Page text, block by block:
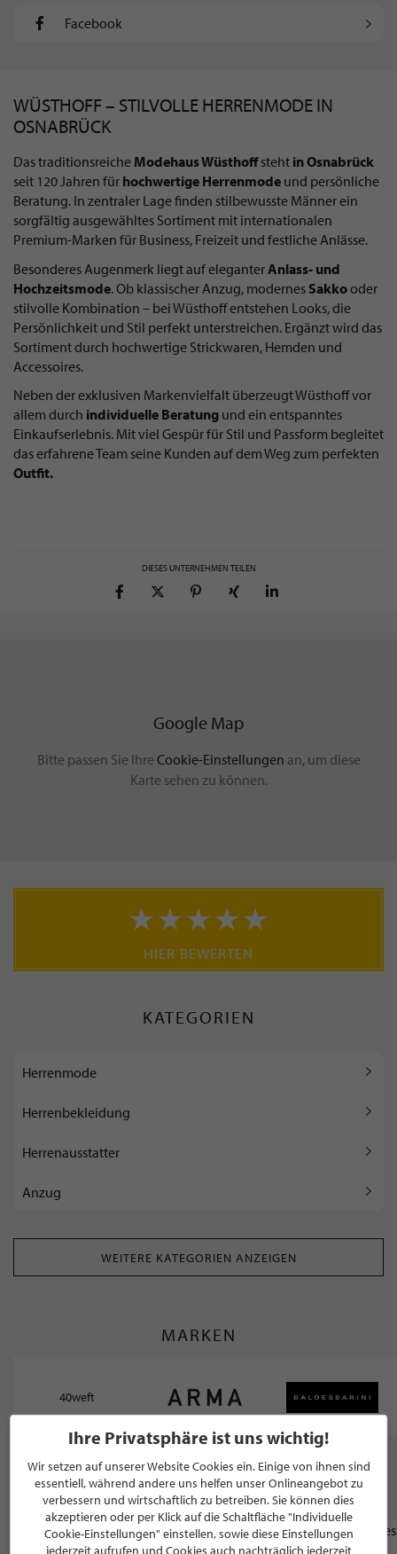
Facebook
WÜSTHOFF – STILVOLLE HERRENMODE IN
OSNABRÜCK
Das traditionsreiche Modehaus Wüsthoffsteht in Osnabrück
seit 120 Jahren für hochwertige Herrenmode und persönliche
Beratung. In zentraler Lage finden stilbewusste Männer ein
sorgfältig ausgewähltes Sortiment mit internationalen
Premium-Marken für Business, Freizeit und festliche Anlässe.
Besonderes Augenmerk liegt auf eleganterAnlass- und
Hochzeitsmode. Ob klassischer Anzug, modernes Sakkooder
stilvolle Kombination – bei Wüsthoff entstehen Looks, die
Persönlichkeit und Stil perfekt unterstreichen. Ergänzt wird das
Sortiment durch hochwertige Strickwaren, Hemden und
Accessoires.
Neben der exklusiven Markenvielfalt überzeugt Wüsthoff vor
allem durch individuelle Beratung und ein entspanntes
Einkaufserlebnis. Mit viel Gespür für Stil und Passform begleitet
das erfahrene Team seine Kunden auf dem Weg zum perfekten
Outfit.
DIESES UNTERNEHMEN TEILEN
Google Map
Bitte passen Sie Ihre Cookie-Einstellungen an, um diese
Karte sehen zu können.
HIER BEWERTEN
KATEGORIEN
Herrenmode
Herrenbekleidung
Herrenausstatter
Anzug
WEITERE KATEGORIEN ANZEIGEN
MARKEN
40weft
WEITERE STILPUNKTE GANZ IN DER NÄHE
VON "WÜSTHOFF MÄNNERMODE"
HOTEL
Ihre Privatsphäre ist uns wichtig!
Wir setzen auf unserer Website Cookies ein. Einige von ihnen sind
essentiell, während andere uns helfen unser Onlineangebot zu
verbessern und wirtschaftlich zu betreiben. Sie können dies
akzeptieren oder per Klick auf die Schaltfläche "Individuelle
Cookie-Einstellungen" einstellen, sowie diese Einstellungen
jederzeit aufrufen und Cookies auch nachträglich jederzeit